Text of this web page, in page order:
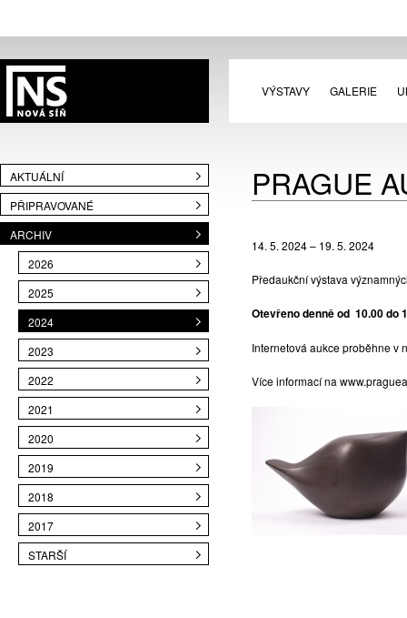
VÝSTAVY GALERIE
AKTUÁLNÍ
PŘIPRAVOVANÉ
ARCHIV
2026
2025
2024
2023
2022
2021
2020
2019
2018
2017
STARŠÍ
PRAGUE
14. 5. 2024 – 19. 5. 2024
Předaukční výstava
Otevřeno denně od 10.00 do
Internetová aukce proběhne v
Více informací na